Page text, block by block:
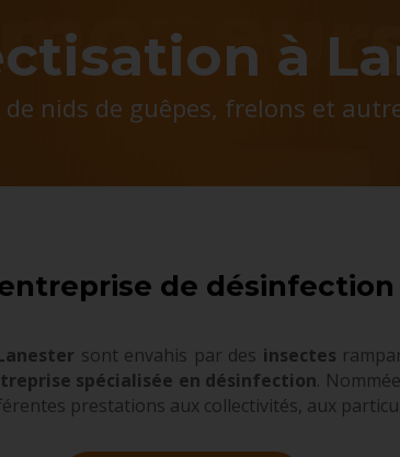
à
nids de guêpes, frelons et
de désinfection
sont envahis par des insectes
spécialisée en désinfection.
prestations aux collectivités, aux